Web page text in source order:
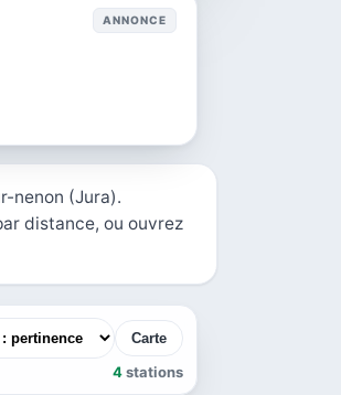
ANNONCE
nenon (Jura).
distance, ou ouvrez
Carte
4stations